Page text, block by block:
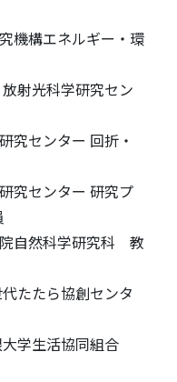
機構エネルギー・環
射光科学研究セン
究センター 回折・
究センター 研究プ
自然科学研究科 教
たたら協創センタ
学生活協同組合